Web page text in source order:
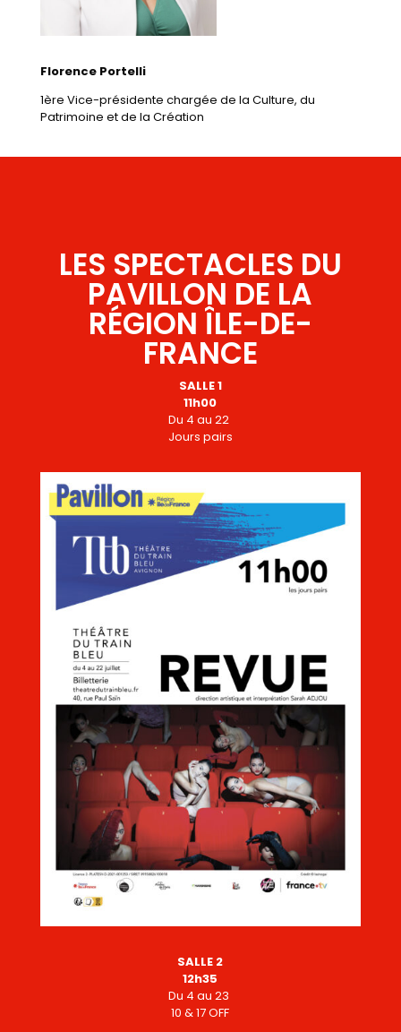
Florence Portelli
1ère Vice-présidente chargée de la Culture, du
Patrimoine et de la Création
LES SPECTACLES DU
PAVILLON DE LA
RÉGION ÎLE-DE-
FRANCE
SALLE 1
11h00
Du 4 au 22
Jours pairs
SALLE 2
12h35
Du 4 au 23
10 & 17 OFF